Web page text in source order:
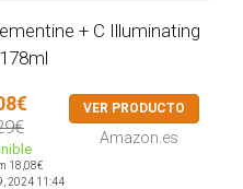
+ C Illuminating
18,08€
2024 11:44
VER PRODUCTO
Amazon.es